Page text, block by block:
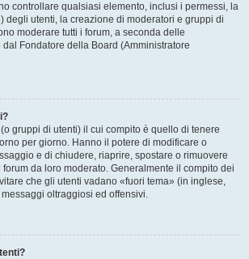
controllare qualsiasi elemento, inclusi i permessi, la
degli utenti, la creazione di moderatori e gruppi di
moderare tutti i forum, a seconda delle
Fondatore della Board (Amministratore
(o gruppi di utenti) il cui compito è quello di tenere
per giorno. Hanno il potere di modificare o
e di chiudere, riaprire, spostare o rimuovere
da loro moderato. Generalmente il compito dei
che gli utenti vadano «fuori tema» (in inglese,
oltraggiosi ed offensivi.